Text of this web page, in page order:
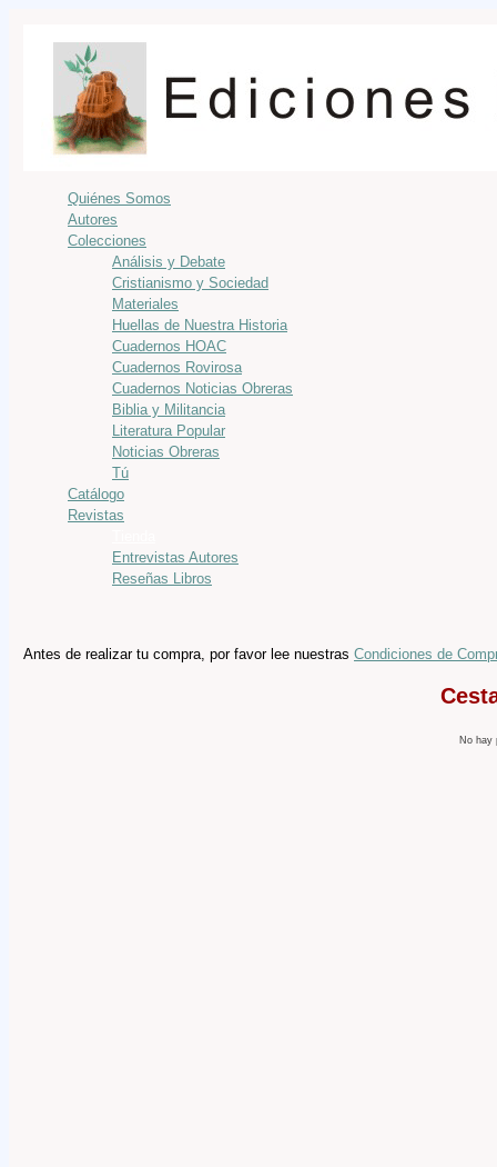
Quiénes Somos
Autores
Colecciones
Análisis y Debate
Cristianismo y Sociedad
Materiales
Huellas de Nuestra Historia
Cuadernos HOAC
Cuadernos Rovirosa
Cuadernos Noticias Obreras
Biblia y Militancia
Literatura Popular
Noticias Obreras
Tú
Catálogo
Revistas
Entrevistas Autores
Reseñas Libros
Antes de realizar tu compra, por favor lee nuestras Condiciones de
No hay